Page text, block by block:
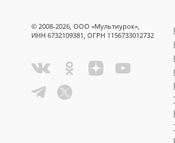
© 2008-2026, ООО «Мультиурок»,
ИНН 6732109381, ОГРН 1156733012732